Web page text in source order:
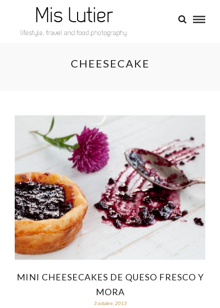
CHEESECAKE
MINI CHEESECAKES DE QUESO FRESCO Y
MORA
3 octubre, 2013